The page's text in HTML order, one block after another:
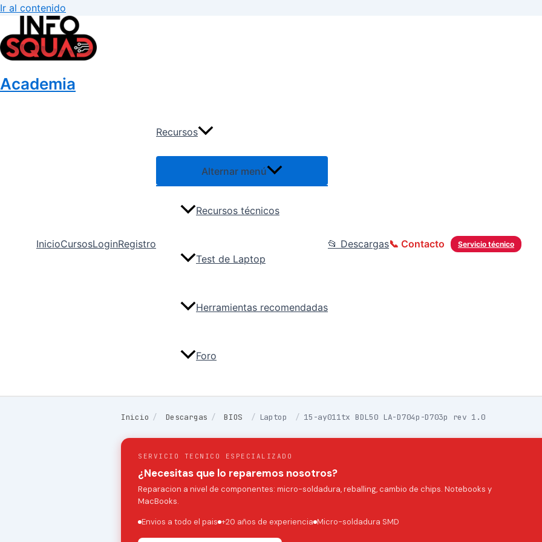
Ir al contenido
Academia
InicioCursosLoginRegistro
Recursos
Alternar menú
Recursos técnicos
Test de Laptop
Herramientas recomendadas
Foro
📂 Descargas Servicio técnico
📞 Contacto
Inicio / Descargas / BIOS / Laptop / 15-ay011tx BDL50 LA-D704p-D703p rev 1.0
SERVICIO TECNICO ESPECIALIZADO
¿Necesitas que lo reparemos nosotros?
Reparacion a nivel de componentes: micro-soldadura, reballing, cambio de chips. Notebooks y
MacBooks.
Envios a todo el pais +20 años de experiencia Micro-soldadura SMD